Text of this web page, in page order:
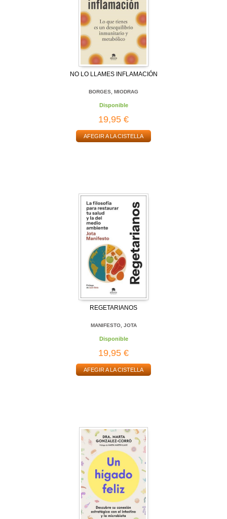
NO LO LLAMES INFLAMACIÓN
BORGES, MIODRAG
Disponible
19,95 €
AFEGIR A LA CISTELLA
REGETARIANOS
MANIFESTO, JOTA
Disponible
19,95 €
AFEGIR A LA CISTELLA